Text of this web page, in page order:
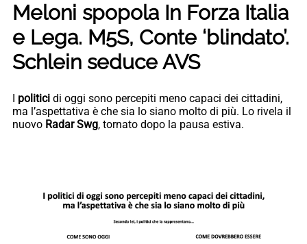
Meloni spopola In Forza Italia
e Lega. M5S, Conte ‘blindato’.
Schlein seduce AVS
I politici di oggi sono percepiti meno capaci dei cittadini,
ma l’aspettativa è che sia lo siano molto di più. Lo rivela il
nuovo Radar Swg, tornato dopo la pausa estiva.